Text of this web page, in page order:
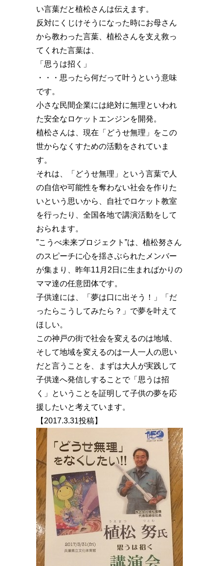
い言葉だと植松さんは伝えます。
反対にくじけそうになった時にお母さん
から教わった言葉、植松さんを支え救っ
てくれた言葉は、
「思うは招く」
・・・思ったら何だって叶うという意味
です。
小さな民間企業には絶対に無理といわれ
た安全なロケットエンジンを開発。
植松さんは、現在「どうせ無理」をこの
世からなくすための活動をされていま
す。
それは、「どうせ無理」という言葉で人
の自信や可能性を奪わない社会を作りた
いという思いから、自社でロケット教室
を行ったり、全国各地で講演活動をして
おられます。
”こうべ未来プロジェクト”は、植松努さん
のスピーチに心を揺さぶられたメンバー
が集まり、昨年11月2日に生まればかりの
ママ達の任意団体です。
子供達には、「夢は口に出そう！」「だ
ったらこうしてみたら？」で夢を叶えて
ほしい。
この神戸の街で社会を変えるのは地域、
そして地域を変えるのは一人一人の思い
だと言うことを、まずは大人が実践して
子供達へ発信しすることで「思うは招
く」ということを証明して子供の夢を応
援したいと考えています。
【2017.3.31投稿】